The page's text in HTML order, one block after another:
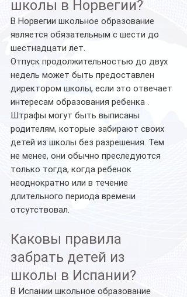
школы в Норвегии?
В Норвегии школьное образование
является обязательным с шести до
шестнадцати лет.
Отпуск продолжительностью до двух
недель может быть предоставлен
директором школы, если это отвечает
интересам образования ребенка .
Штрафы могут быть выписаны
родителям, которые забирают своих
детей из школы без разрешения. Тем
не менее, они обычно преследуются
только тогда, когда ребенок
неоднократно или в течение
длительного периода времени
отсутствовал.
Каковы правила
забрать детей из
школы в Испании?
В Испании школьное образование